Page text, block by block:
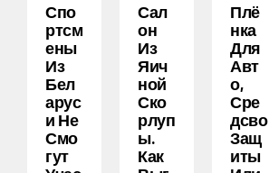
Спо
Ртсм
Ены
Из
Бел
Арус
И Не
Смо
Гут
Сал
Он
Из
Яич
Ной
Ско
Рлуп
Ы.
Как
Плё
Нка
Для
Авт
О,
Сре
Дсво
Защ
Иты